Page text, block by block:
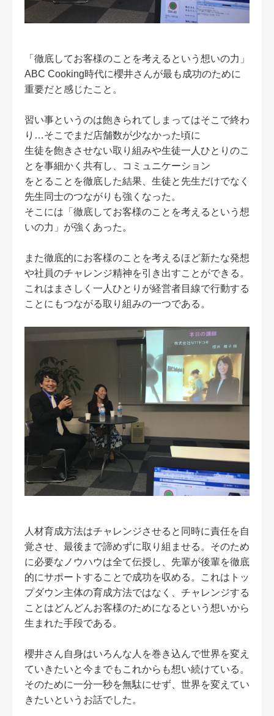
「徹底してお客様のことを考えるという想いの力」
ABC Cooking時代に櫻井さんが最も成功のために
重要だと感じたこと。
習い事というのは飽きられてしまってはそこで終わ
り…そこでまだ店舗数が少なかった頃に
生徒を飽きさせない取り組みや生徒一人ひとりのこ
とを事細かく共有し、コミュニケーション
をとることを徹底した結果、生徒と先生だけでなく
先生同士のつながりも強くなった。
そこには「徹底してお客様のことを考えるという想
いの力」が強くあった。
また徹底的にお客様のことを考えるほど新たな発想
や社員のチャレンジ精神を引き出すことができる。
これはまさしく一人ひとりが経営者目線で行動する
ことにもつながる取り組みの一つである。
人材育成方法はチャレンジさせると同時に責任を自
覚させ、最後まで諦めずに取り組ませる。そのため
に必要なノウハウは全て伝授し、先輩が後輩を徹底
的にサポートすることで成功を収める。これはトッ
プダウン主体の育成方法ではなく、チャレンジする
ことはどんどんお客様のためになるという想いから
生まれた手段である。
櫻井さん自身はいろんな人を巻き込んで世界を変え
ていきたいと今までもこれからも想い続けている。
そのために一分一秒を無駄にせず、世界を変えてい
きたいというお話でした。